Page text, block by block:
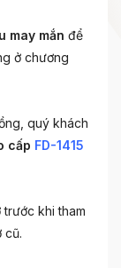
may mắn để
ở chương
quý khách
cấp FD-1415
khi tham
cũ.